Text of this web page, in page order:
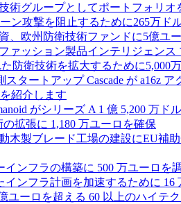
術グループとしてポートフォリオ
ン攻撃を阻止するために265万ド
、欧州防衛技術ファンドに5億ユ
ァッション製品インテリジェン
防衛技術を拡大するために5,000
タートアップ Cascade が a16z
紹介します
がシリーズ A 1 億 5,200 万ド
拡張に 1,180 万ユーロを確保
木製ブレード工場の建設にEU補
ンフラの構築に 500 万ユーロを
インフラ計画を加速するために 16
ーロを超える 60 以上のハイテク